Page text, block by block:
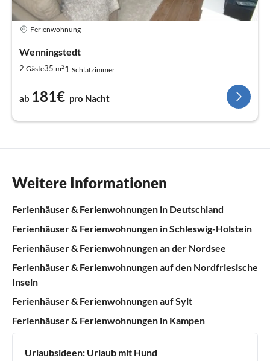
Ferienwohnung
Wenningstedt
2 Gäste35 m21 Schlafzimmer
ab 181€ pro Nacht
Weitere Informationen
Ferienhäuser & Ferienwohnungen in Deutschland
Ferienhäuser & Ferienwohnungen in Schleswig-Holstein
Ferienhäuser & Ferienwohnungen an der Nordsee
Ferienhäuser & Ferienwohnungen auf den Nordfriesische
Inseln
Ferienhäuser & Ferienwohnungen auf Sylt
Ferienhäuser & Ferienwohnungen in Kampen
Urlaubsideen: Urlaub mit Hund